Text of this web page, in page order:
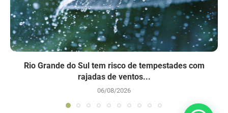
Rio Grande do Sul tem risco de tempestades com
rajadas de ventos...
06/08/2026